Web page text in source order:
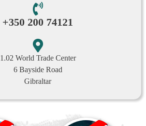
+350 200 74121
1.02 World Trade Center
6 Bayside Road
Gibraltar